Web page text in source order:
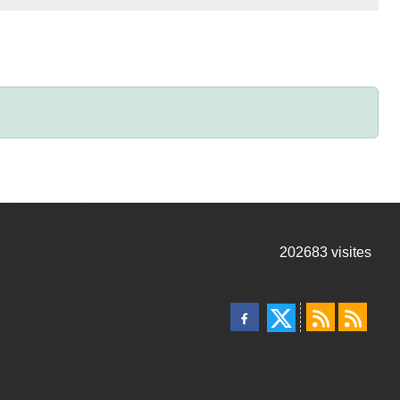
202683 visites